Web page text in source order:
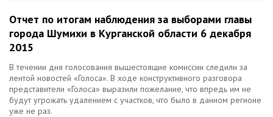
Отчет по итогам наблюдения за выборами главы
города Шумихи в Курганской области 6 декабря
2015
В течении дня голосования вышестоящие комиссии следили за
лентой новостей «Голоса». В ходе конструктивного разговора
представители «Голоса» выразили пожелание, что впредь им не
будут угрожать удалением с участков, что было в данном регионе
уже не раз.